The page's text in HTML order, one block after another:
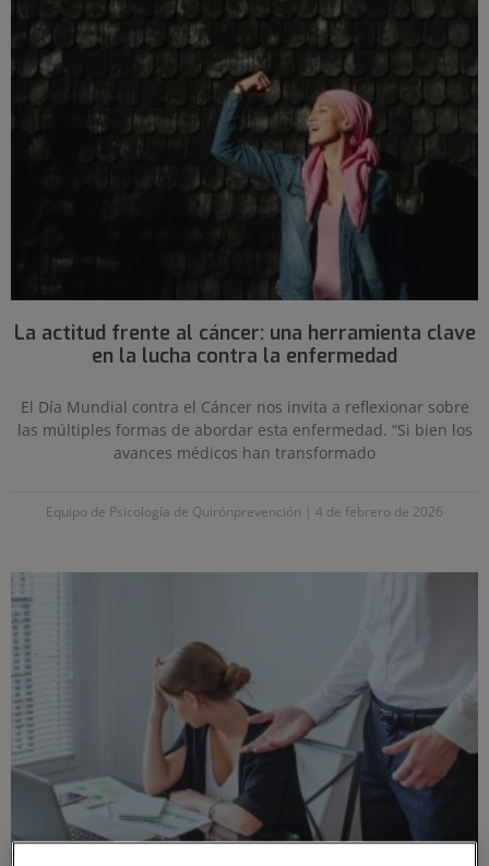
La actitud frente al cáncer: una herramienta clave
en la lucha contra la enfermedad
Equipo de Psicología de Quirónprevención 4 de febrero de 2026
El Día Mundial contra el Cáncer nos invita a reflexionar sobre
las múltiples formas de abordar esta enfermedad. “Si bien los
avances médicos han transformado